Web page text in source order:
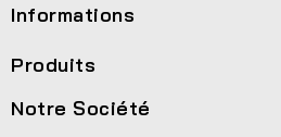
Informations
Produits
Notre Société